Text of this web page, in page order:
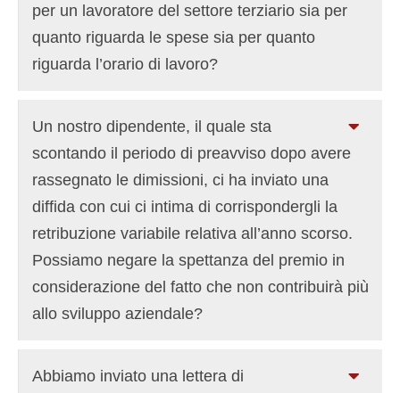
per un lavoratore del settore terziario sia per
quanto riguarda le spese sia per quanto
riguarda l’orario di lavoro?
Un nostro dipendente, il quale sta
scontando il periodo di preavviso dopo avere
rassegnato le dimissioni, ci ha inviato una
diffida con cui ci intima di corrispondergli la
retribuzione variabile relativa all’anno scorso.
Possiamo negare la spettanza del premio in
considerazione del fatto che non contribuirà più
allo sviluppo aziendale?
Abbiamo inviato una lettera di